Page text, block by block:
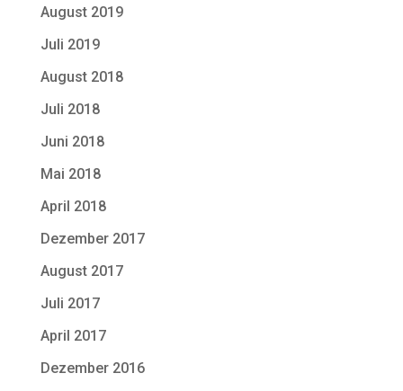
August 2019
Juli 2019
August 2018
Juli 2018
Juni 2018
Mai 2018
April 2018
Dezember 2017
August 2017
Juli 2017
April 2017
Dezember 2016